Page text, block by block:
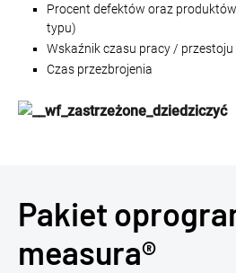
Procent defektów oraz
typu)
Wskaźnik czasu pracy / przestoju
Czas przezbrojenia
Pakiet
measura®